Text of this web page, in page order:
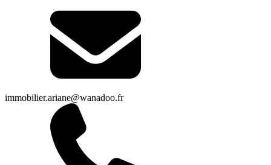
immobilier.ariane@wanadoo.fr